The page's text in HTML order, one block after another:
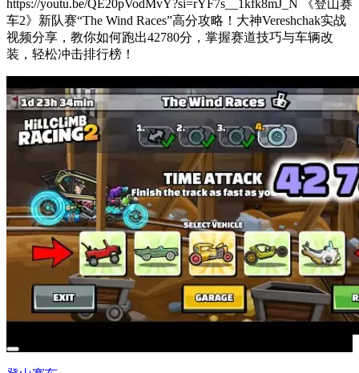
https://youtu.be/QE20pVodMvY?si=rYF7s__1kfk8mJ_N 《登山赛
车2》新队赛“The Wind Races”高分攻略！大神Vereshchak实战
视频分享，教你如何跑出42780分，掌握赛道技巧与车辆改
装，轻松冲击排行榜！